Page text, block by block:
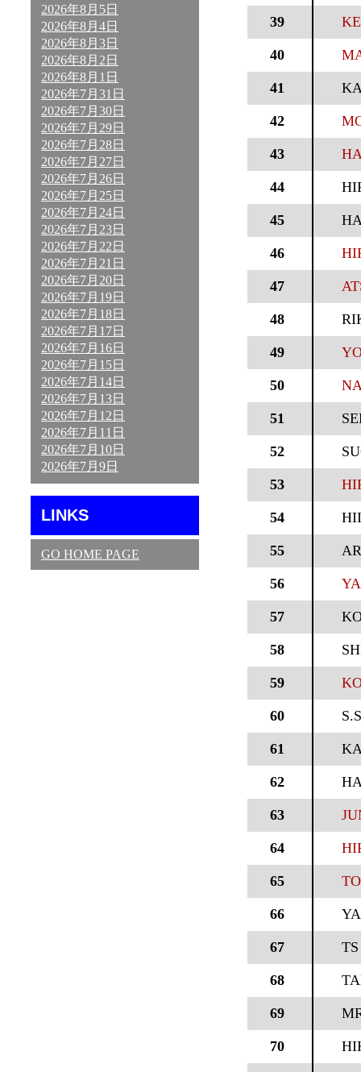
2026年8月5日
2026年8月4日
2026年8月3日
2026年8月2日
2026年8月1日
2026年7月31日
2026年7月30日
2026年7月29日
2026年7月28日
2026年7月27日
2026年7月26日
2026年7月25日
2026年7月24日
2026年7月23日
2026年7月22日
2026年7月21日
2026年7月20日
2026年7月19日
2026年7月18日
2026年7月17日
2026年7月16日
2026年7月15日
2026年7月14日
2026年7月13日
2026年7月12日
2026年7月11日
2026年7月10日
2026年7月9日
LINKS
GO HOME PAGE
39
40
41
42
43
44
45
46
47
48
49
50
51
52
53
54
55
56
57
58
59
60
61
62
63
64
65
66
67 TS
68
69
70